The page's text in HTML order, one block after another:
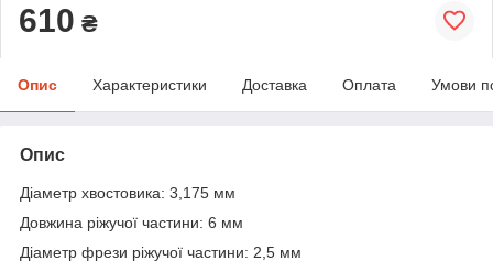
610 ₴
Опис Характеристики Доставка Оплата Умови
Опис
Діаметр хвостовика: 3,175 мм
Довжина ріжучої частини: 6 мм
Діаметр фрези ріжучої частини: 2,5 мм